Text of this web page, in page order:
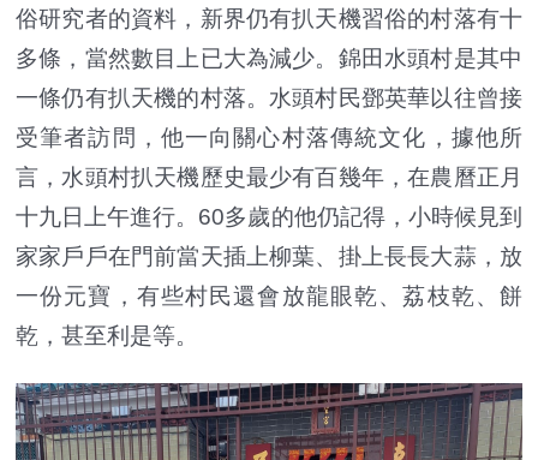
俗研究者的資料，新界仍有扒天機習俗的村落有十
多條，當然數目上已大為減少。錦田水頭村是其中
一條仍有扒天機的村落。水頭村民鄧英華以往曾接
受筆者訪問，他一向關心村落傳統文化，據他所
言，水頭村扒天機歷史最少有百幾年，在農曆正月
十九日上午進行。60多歲的他仍記得，小時候見到
家家戶戶在門前當天插上柳葉、掛上長長大蒜，放
一份元寶，有些村民還會放龍眼乾、荔枝乾、餅
乾，甚至利是等。